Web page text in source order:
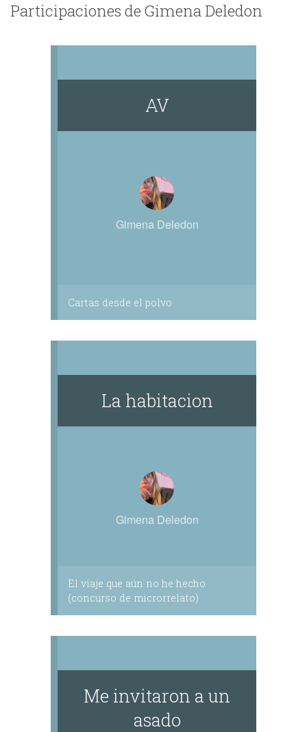
Participaciones de Gimena Deledon
AV
Gimena Deledon
Cartas desde el polvo
La habitacion
Gimena Deledon
El viaje que aún no he hecho
(concurso de microrrelato)
Me invitaron a un
asado